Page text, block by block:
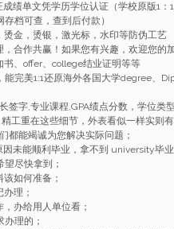
绩单文凭学历学位认证（学校原版1：1
档可查，查到后付款）
烫金，烫银，激光标，水印等防伪工艺
合作共赢！如果您有兴趣，欢迎您的
书、offer、college结业证明等等
能完美1:1还原海外各国大学degree、
签字,专业课程,GPA绩点分数，学位类
工重在这些细节，外表看似一样实则有
都能竭诚为您解决实际问题；
未能顺利毕业，拿不到 university毕业
尽快拿到；
如何准备；
理；
办给用人单位看；
理的；